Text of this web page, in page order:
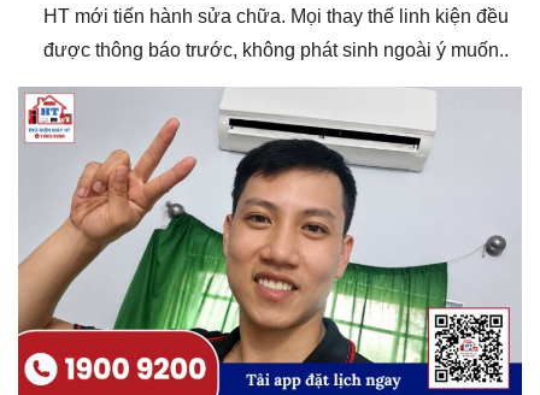
HT mới tiến hành sửa chữa. Mọi thay thế linh kiện đều
được thông báo trước, không phát sinh ngoài ý muốn..